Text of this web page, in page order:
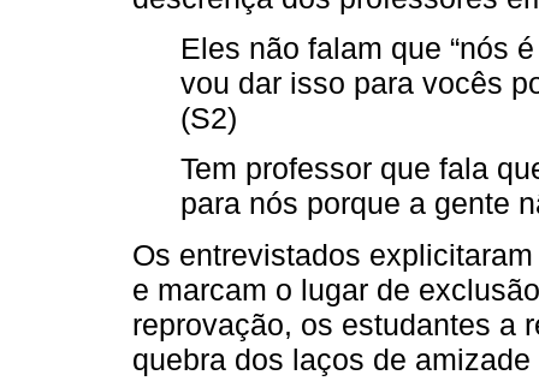
Eles não falam que “nós
vou dar isso para vocês
(S2)
Tem professor que fala
para nós porque a gente
Os entrevistados
e marcam o lugar de
reprovação, os estudantes a
quebra dos laços de